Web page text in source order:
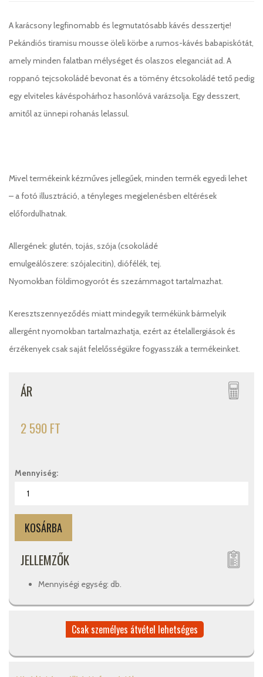
A karácsony legfinomabb és legmutatósabb kávés desszertje!
Pekándiós tiramisu mousse öleli körbe a rumos-kávés babapiskótát,
amely minden falatban mélységet és olaszos eleganciát ad. A
roppanó tejcsokoládé bevonat és a tömény étcsokoládé tető pedig
egy elviteles kávéspohárhoz hasonlóvá varázsolja. Egy desszert,
amitől az ünnepi rohanás lelassul.
Mivel termékeink kézműves jellegűek, minden termék egyedi lehet
– a fotó illusztráció, a tényleges megjelenésben eltérések
előfordulhatnak.
Allergének: glutén, tojás, szója (csokoládé
emulgeálószere: szójalecitin), diófélék, tej.
Nyomokban földimogyorót és szezámmagot tartalmazhat.
Keresztszennyeződés miatt mindegyik termékünk bármelyik
allergént nyomokban tartalmazhatja, ezért az ételallergiások és
érzékenyek csak saját felelősségükre fogyasszák a termékeinket.
ÁR
2 590 FT
Mennyiség:
JELLEMZŐK
Mennyiségi egység: db.
Csak személyes átvétel lehetséges